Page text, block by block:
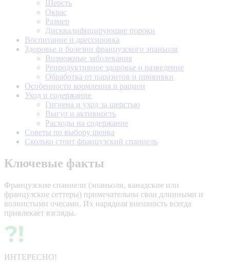
Шерсть
Окрас
Размер
Дисквалифицирующие пороки
Воспитание и дрессировка
Здоровье и болезни французского эпаньоля
Возможные заболевания
Репродуктивное здоровье и разведение
Обработка от паразитов и прививки
Особенности кормления и рацион
Уход и содержание
Гигиена и уход за шерстью
Выгул и активность
Расходы на содержание
Советы по выбору щенка
Сколько стоит французский спаниель
Ключевые факты
Французские спаниели (эпаньоли, канадские или
французские сеттеры) примечательны свои длинными и
волнистыми очесами. Их нарядная внешность всегда
привлекает взгляды.
ИНТЕРЕСНО!